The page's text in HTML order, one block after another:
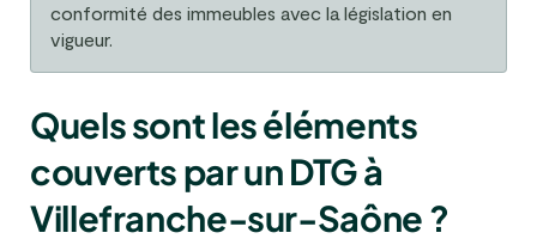
conformité des immeubles avec la législation en
vigueur.
Quels sont les éléments
couverts par un DTG à
Villefranche-sur-Saône ?